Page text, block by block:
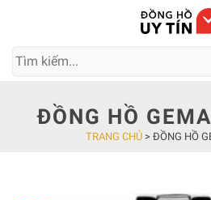
ĐỒNG HỒ
TRANG CHỦ> ĐỒNG HỒ